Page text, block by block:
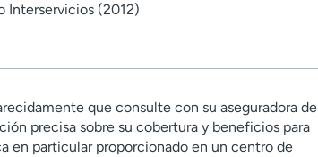
Interservicios (2012)
que consulte con su aseguradora de
precisa sobre su cobertura y beneficios para
en particular proporcionado en un centro de